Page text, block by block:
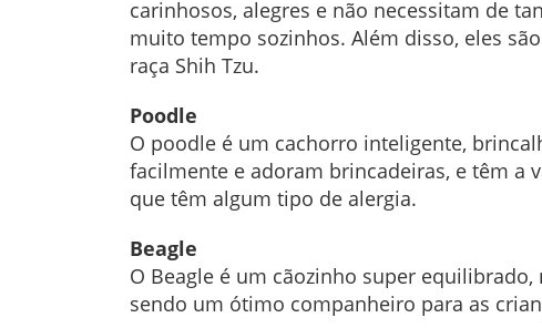
carinhosos, alegres e não necessitam de
muito tempo sozinhos. Além disso, eles
raça Shih Tzu.
Poodle
O poodle é um cachorro inteligente,
facilmente e adoram brincadeiras, e têm a
que têm algum tipo de alergia.
Beagle
O Beagle é um cãozinho super
sendo um ótimo companheiro para as